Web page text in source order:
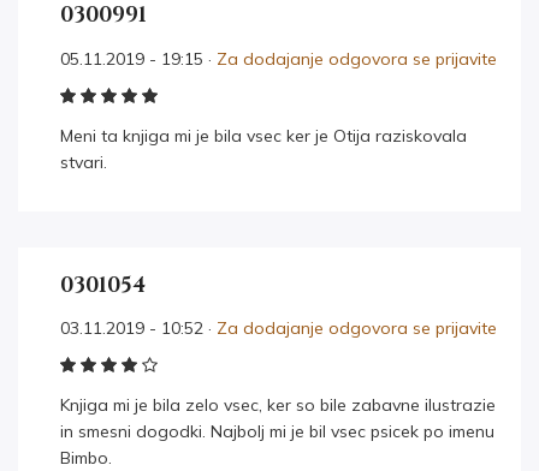
0300991
05.11.2019 - 19:15 · Za dodajanje odgovora se prijavite
Meni ta knjiga mi je bila vsec ker je Otija raziskovala
stvari.
0301054
03.11.2019 - 10:52 · Za dodajanje odgovora se prijavite
Knjiga mi je bila zelo vsec, ker so bile zabavne ilustrazie
in smesni dogodki. Najbolj mi je bil vsec psicek po imenu
Bimbo.